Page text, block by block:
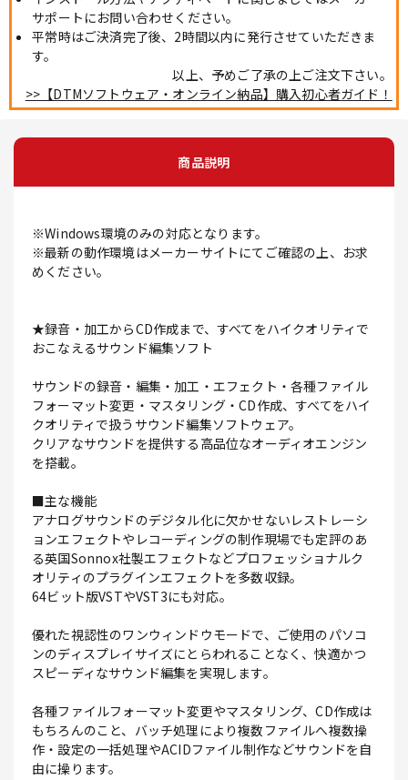
サポートにお問い合わせください。
平常時はご決済完了後、2時間以内に発行させていただきま
す。
以上、予めご了承の上ご注文下さい。
>>【DTMソフトウェア・オンライン納品】購入初心者ガイド！
商品説明
※Windows環境のみの対応となります。
※最新の動作環境はメーカーサイトにてご確認の上、お求
めください。
★録音・加工からCD作成まで、すべてをハイクオリティで
おこなえるサウンド編集ソフト
サウンドの録音・編集・加工・エフェクト・各種ファイル
フォーマット変更・マスタリング・CD作成、すべてをハイ
クオリティで扱うサウンド編集ソフトウェア。
クリアなサウンドを提供する高品位なオーディオエンジン
を搭載。
■主な機能
アナログサウンドのデジタル化に欠かせないレストレーシ
ョンエフェクトやレコーディングの制作現場でも定評のあ
る英国Sonnox社製エフェクトなどプロフェッショナルク
オリティのプラグインエフェクトを多数収録。
64ビット版VSTやVST3にも対応。
優れた視認性のワンウィンドウモードで、ご使用のパソコ
ンのディスプレイサイズにとらわれることなく、快適かつ
スピーディなサウンド編集を実現します。
各種ファイルフォーマット変更やマスタリング、CD作成は
もちろんのこと、バッチ処理により複数ファイルへ複数操
作・設定の一括処理やACIDファイル制作などサウンドを自
由に操ります。